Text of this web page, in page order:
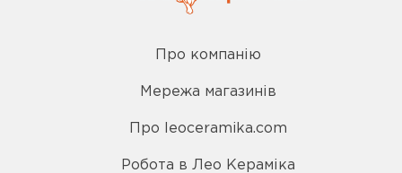
Про компанію
Мережа магазинів
Про leoceramika.com
Робота в Лео Кераміка